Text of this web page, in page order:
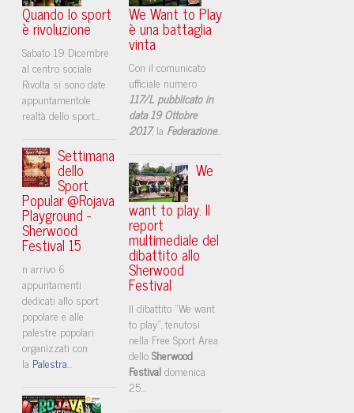
Quando lo sport
è rivoluzione
Sabato 19 Dicembre
al centro sociale
Rivolta si sono date
appuntamentole
realtà dello sport...
Settimana
dello
Sport
Popular @Rojava
Playground -
Sherwood
Festival 15
n arrivo 6
appuntamenti
dedicati allo sport
popolare e alle
palestre popolari
organizzati con
la Palestra...
We Want to Play
è una battaglia
vinta
Con il comunicato
ufficiale numero
117/L pubblicato in
data 19 Ottobre
2017, la Federazione...
We
want to play. Il
report
multimediale del
dibattito allo
Sherwood
Festival
Il dibattito “We want
to play”, tenutosi
nella Free Sport Area
delloSherwood
Festivaldomenica
25...